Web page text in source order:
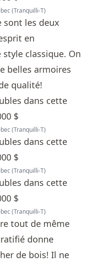
(Tranquilli-T)
sont les deux
en
classique. On
belles armoires
qualité!
(Tranquilli-T)
(Tranquilli-T)
(Tranquilli-T)
tout de même
donne
de bois! Il ne